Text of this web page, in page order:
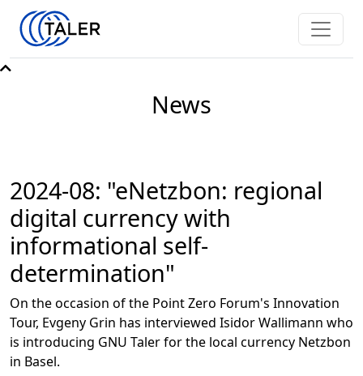
News
2024-08: "eNetzbon: regional
digital currency with
informational self-
determination"
On the occasion of the Point Zero Forum's Innovation
Tour, Evgeny Grin has interviewed Isidor Wallimann who
is introducing GNU Taler for the local currency Netzbon
in Basel.